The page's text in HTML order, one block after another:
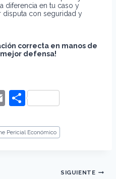
diferencia en tu caso y
disputa con seguridad y
correcta en manos de
defensa!
E
ai
C
m
Pericial Económico
SIGUIENTE